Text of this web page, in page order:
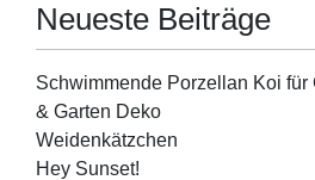
Neueste Beiträge
Schwimmende Porzellan Koi für
& Garten Deko
Weidenkätzchen
Hey Sunset!